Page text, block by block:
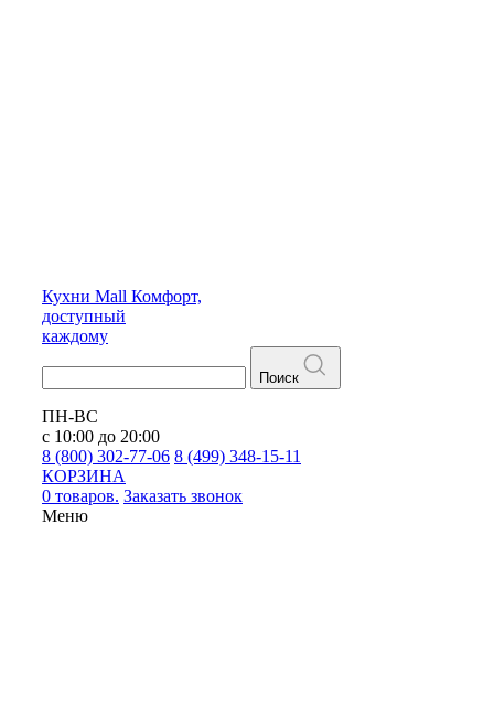
Кухни Mall Комфорт,
доступный
каждому
Поиск
ПН-ВС
с 10:00 до 20:00
8 (800) 302-77-06 8 (499) 348-15-11
КОРЗИНА
0 товаров. Заказать звонок
Меню